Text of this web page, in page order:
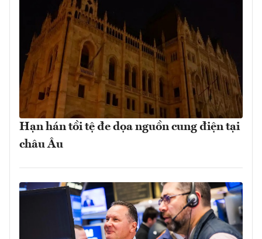
Hạn hán tồi tệ đe dọa nguồn cung điện tại
châu Âu